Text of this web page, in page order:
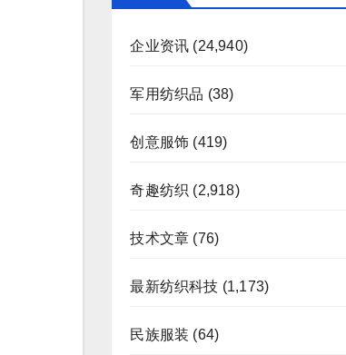
企业资讯 (24,940)
军用纺织品 (38)
创意服饰 (419)
奇趣纺织 (2,918)
技术文章 (76)
最新纺织科技 (1,173)
民族服装 (64)